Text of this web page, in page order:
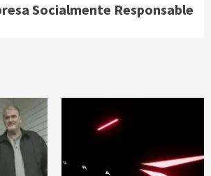
Socialmente Responsable